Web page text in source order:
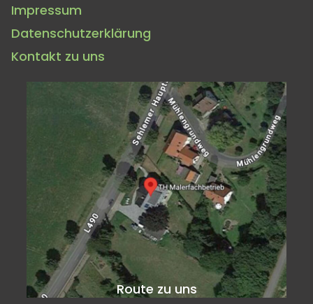
Impressum
Datenschutzerklärung
Kontakt zu uns
Route zu uns